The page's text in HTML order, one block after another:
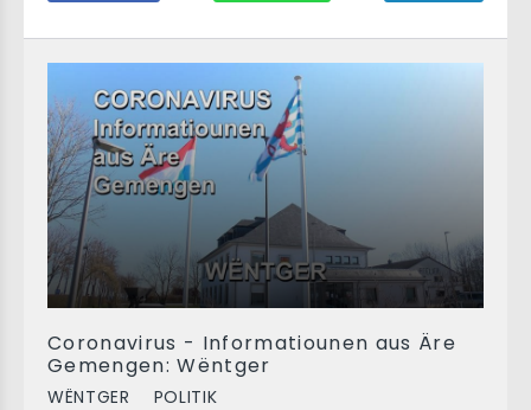
Coronavirus - Informatiounen aus Äre
Gemengen: Wëntger
WËNTGER POLITIK